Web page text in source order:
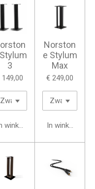
3
149,00
winkelwagen
Norston
e Stylum
Max
€ 249,00
In winkelwagen